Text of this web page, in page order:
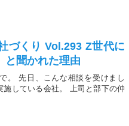
づくり Vol.293 Z世代に
と聞かれた理由
。 先日、こんな相談を受けまし
している会社。 上司と部下の仲